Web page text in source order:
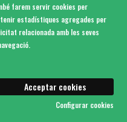
farem servir cookies per
estadístiques agregades per
relacionada amb les seves
Acceptar cookies
Configurar cookies